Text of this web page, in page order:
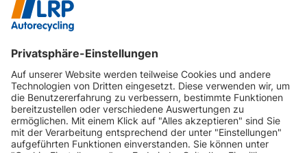
CITROEN
OPEL Vivaro (V) Vivaro 1.5 D 120 PS
OPEL Vivaro (V) Vivaro 1.5 D 102 PS
OPEL Vivaro (V) Vivaro 1.5 D 120 PS
OPEL Vivaro (V) Vivaro 1.5 D 102 PS